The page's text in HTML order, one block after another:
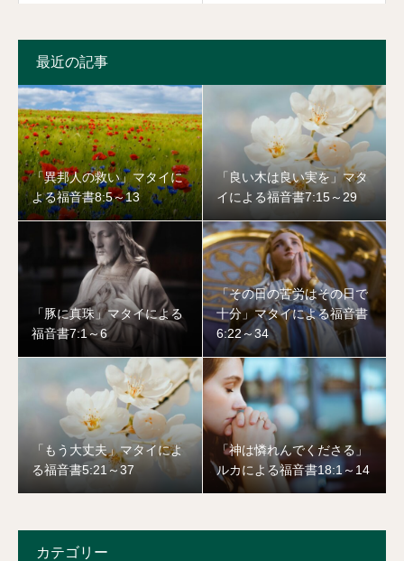
最近の記事
「異邦人の救い」マタイに
よる福音書8:5～13
「良い木は良い実を」マタ
イによる福音書7:15～29
「豚に真珠」マタイによる
福音書7:1～6
「その日の苦労はその日で
十分」マタイによる福音書
6:22～34
「もう大丈夫」マタイによ
る福音書5:21～37
「神は憐れんでくださる」
ルカによる福音書18:1～14
カテゴリー